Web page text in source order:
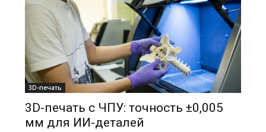
3D-печать
3D-печать с ЧПУ: точность ±0,005
мм для ИИ-деталей